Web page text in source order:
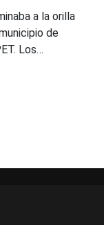
a la orilla
de
Los…